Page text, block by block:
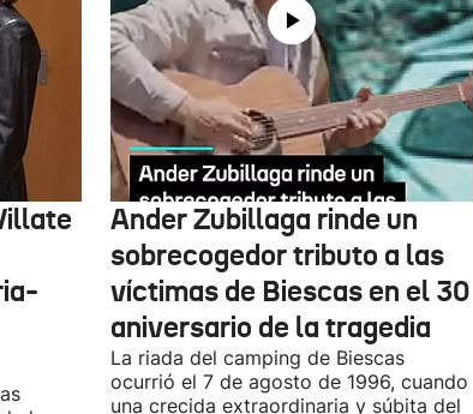
Ander Zubillaga rinde un
sobrecogedor tributo a las
víctimas de Biescas en el 30
aniversario de la tragedia
La riada del camping de Biescas
ocurrió el 7 de agosto de 1996, cuando
una crecida extraordinaria y súbita del